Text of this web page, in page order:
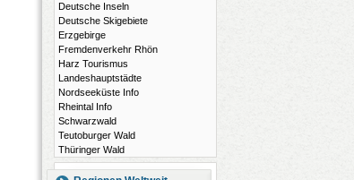
Deutsche Inseln
Deutsche Skigebiete
Erzgebirge
Fremdenverkehr Rhön
Harz Tourismus
Landeshauptstädte
Nordseeküste Info
Rheintal Info
Schwarzwald
Teutoburger Wald
Thüringer Wald